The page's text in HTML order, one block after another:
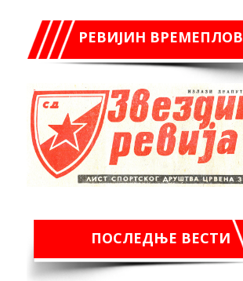
РЕВИЈИН ВРЕМЕПЛОВ
ПОСЛЕДЊЕ ВЕСТИ